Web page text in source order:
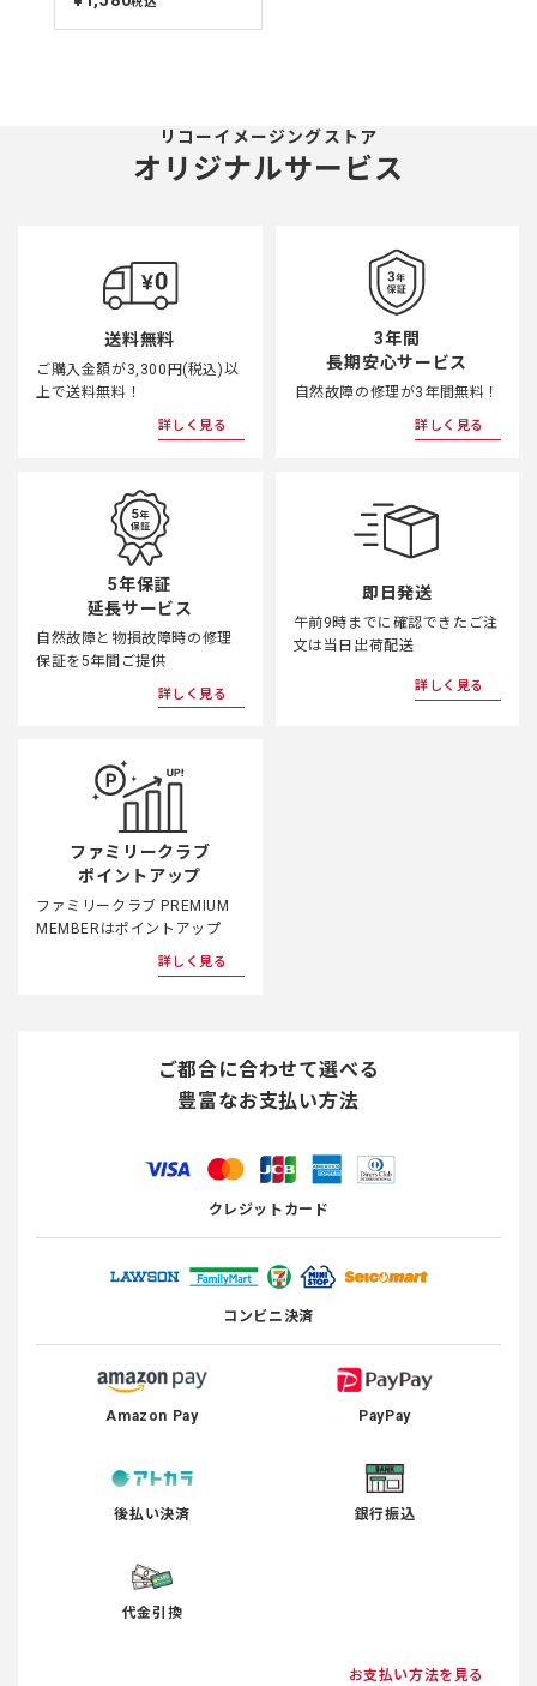
リコーイメージングストア
オリジナルサービス
送料無料
ご購入金額が3,300円(税込)以
上で送料無料！
詳しく見る
3年間
長期安心サービス
自然故障の修理が3年間無料！
詳しく見る
5年保証
延長サービス
自然故障と物損故障時の修理
保証を5年間ご提供
詳しく見る
即日発送
午前9時までに確認できたご注
文は当日出荷配送
詳しく見る
ファミリークラブ
ポイントアップ
ファミリークラブ PREMIUM
MEMBERはポイントアップ
詳しく見る
ご都合に合わせて選べる
豊富なお支払い方法
クレジットカード
コンビニ決済
Amazon Pay PayPay
後払い決済 銀行振込
代金引換
お支払い方法を見る